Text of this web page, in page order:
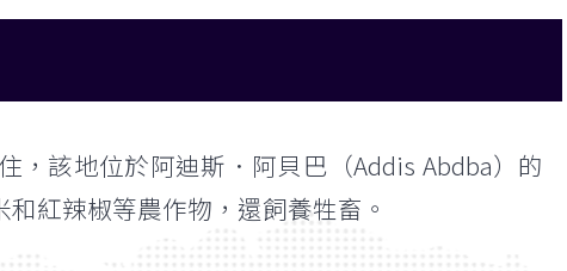
，該地位於阿迪斯．阿貝巴（Addis Abdba）的
紅辣椒等農作物，還飼養牲畜。